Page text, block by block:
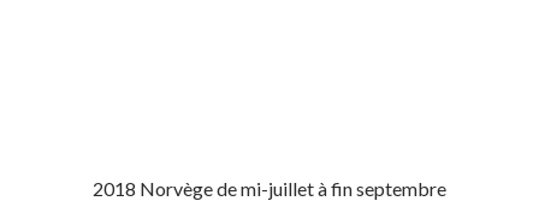
2018 Norvège de mi-juillet à fin septembre